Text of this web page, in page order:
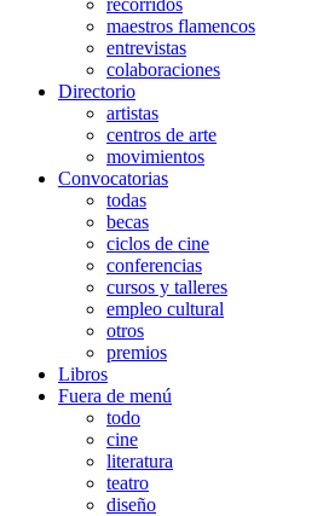
maestros flamencos
entrevistas
colaboraciones
Directorio
artistas
centros de arte
movimientos
Convocatorias
todas
becas
ciclos de cine
conferencias
cursos y talleres
empleo cultural
otros
premios
Libros
Fuera de menú
todo
cine
literatura
teatro
diseño